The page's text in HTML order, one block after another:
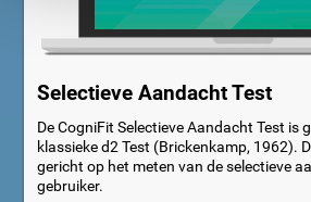
Selectieve Aandacht Test
De CogniFit Selectieve Aandacht Test is
klassieke d2 Test (Brickenkamp, 1962).
gericht op het meten van de selectieve
gebruiker.